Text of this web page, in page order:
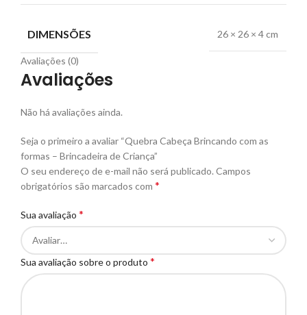
DIMENSÕES 26 × 26 × 4 cm
Avaliações (0)
Avaliações
Não há avaliações ainda.
Seja o primeiro a avaliar “Quebra Cabeça Brincando com as
formas – Brincadeira de Criança”
O seu endereço de e-mail não será publicado.Campos
obrigatórios são marcados com *
Sua avaliação *
Sua avaliação sobre o produto *